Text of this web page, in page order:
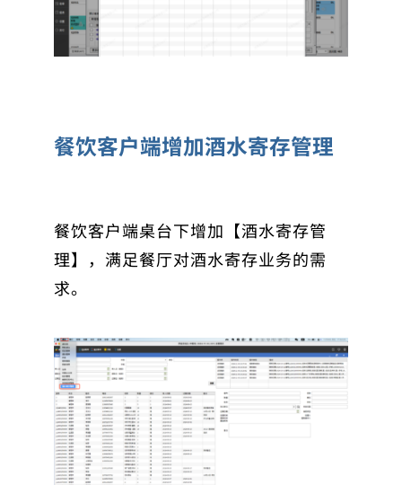
餐饮客户端增加酒水寄存管理
餐饮客户端桌台下增加【酒水寄存管
理】，满足餐厅对酒水寄存业务的需
求。